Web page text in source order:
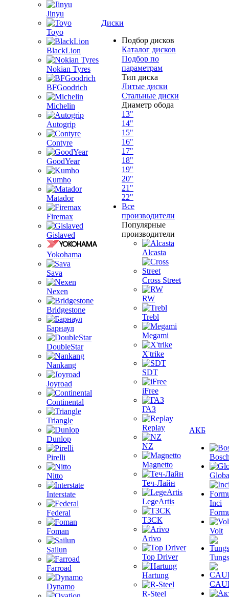
Jinyu
Toyo
BlackLion
Nokian Tyres
BFGoodrich
Michelin
Autogrip
Contyre
GoodYear
Kumho
Matador
Firemax
Gislaved
Yokohama
Sava
Nexen
Bridgestone
Барнаул
DoubleStar
Nankang
Joyroad
Continental
Triangle
Dunlop
Pirelli
Nitto
Interstate
Federal
Foman
Sailun
Farroad
Dynamo
Диски
Подбор дисков
Каталог дисков
Подбор по
параметрам
Тип диска
Литые диски
Стальные диски
Диаметр обода
13"
14"
15"
16"
17"
18"
19"
20"
21"
22"
Все
производители
Популярные
производители
Alcasta
Cross Street
RW
Trebl
Megami
X'trike
SDT
iFree
ГАЗ
Replay
NZ
Magnetto
Теч-Лайн
LegeArtis
ТЗСК
Arivo
Top Driver
Hartung
R-Steel
АКБ
Inci
Volt